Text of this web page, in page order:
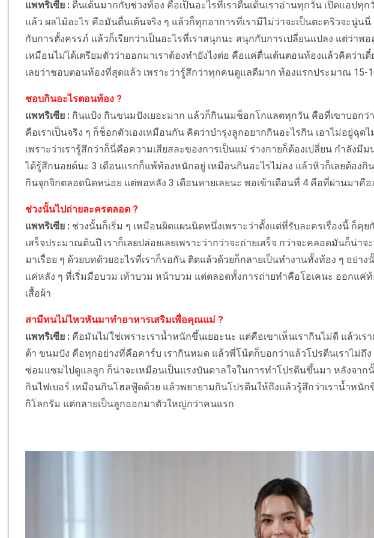
แพทริเซีย : ตื่นเต้นมากกับช่วงท้อง คือเป็นอะไรที่เราตื่นเต้นเราอ่านทุกวัน เปิดแอปทุ
แล้ว ผลไม้อะไร คือมันตื่นเต้นจริง ๆ แล้วก็ทุกอาการที่เรามีไม่ว่าจะเป็นตะคริวจะนู่น
กับการตั้งครรภ์ แล้วก็เรียกว่าเป็นอะไรที่เราสนุกนะ สนุกกับการเปลี่ยนแปลง แต่ว่าพ
เหมือนไม่ได้เตรียมตัวว่าออกมาเราต้องทำยังไงต่อ คือแค่ตื่นเต้นตอนท้องแล้วคิดว่าเ
เลยว่าชอบตอนท้องที่สุดแล้ว เพราะว่ารู้สึกว่าทุกคนดูแลดีมาก ท้องแรกประมาณ 15-
ชอบกินอะไรตอนท้อง ?
แพทริเซีย : กินแป้ง กินขนมปังเยอะมาก แล้วก็กินนมช็อกโกแลตทุกวัน คือที่เขาบอก
คือเราเป็นจริง ๆ ก็ช็อกตัวเองเหมือนกัน คิดว่าบำรุงลูกอยากกินอะไรกิน เอาไม่อยู่ฉุด
เพราะว่าเรารู้สึกว่าก็นี่คือความเสียสละของการเป็นแม่ ร่างกายก็ต้องเปลี่ยน กำลังมี
ได้รู้สึกนอยด์นะ 3 เดือนแรกก็แพ้ท้องหนักอยู่ เหมือนกินอะไรไม่ลง แล้วหิวก็เลยต้องกิ
กินจุกจิกตลอดนิดหน่อย แต่พอหลัง 3 เดือนหายเลยนะ พอเข้าเดือนที่ 4 คือที่ผ่านมาคือ
ช่วงนั้นไปถ่ายละครตลอด ?
แพทริเซีย : ช่วงนั้นก็เริ่ม ๆ เหมือนผิดแผนนิดหนึ่งเพราะว่าตั้งแต่ที่รับละครเรื่องนี้ ก็คุยกั
เสร็จประมาณต้นปี เราก็เลยปล่อยเลยเพราะว่ากว่าจะถ่ายเสร็จ กว่าจะคลอดมันก็น่า
มาเรื่อย ๆ ด้วยบทด้วยอะไรที่เราก็รอกัน ติดแล้วด้วยก็กลายเป็นทำงานทั้งท้อง ๆ อย่
แค่หลัง ๆ ที่เริ่มมือบวม เท้าบวม หน้าบวม แต่ตลอดทั้งการถ่ายทำคือโอเคนะ ออกแค่ท้
เสื้อผ้า
สามีทนไม่ไหวหันมาทำอาหารเสริมเพื่อคุณแม่ ?
แพทริเซีย : คือมันไม่ใช่เพราะเราน้ำหนักขึ้นเยอะนะ แต่คือเขาเห็นเรากินไม่ดี แล้วเ
ต้า ขนมปัง คือทุกอย่างที่คือคาร์บ เรากินหมด แล้วพี่โน้ตก็บอกว่าแล้วโปรตีนเราไม่ถึง
ซ่อมแซมไปดูแลลูก ก็น่าจะเหมือนเป็นแรงบันดาลใจในการทำโปรตีนขึ้นมา หลังจา
กินไฟเบอร์ เหมือนกินโฮลฟู้ดด้วย แล้วพยายามกินโปรตีนให้ถึงแล้วรู้สึกว่าเราน้ำหนัก
กิโลกรัม แต่กลายเป็นลูกออกมาตัวใหญ่กว่าคนแรก